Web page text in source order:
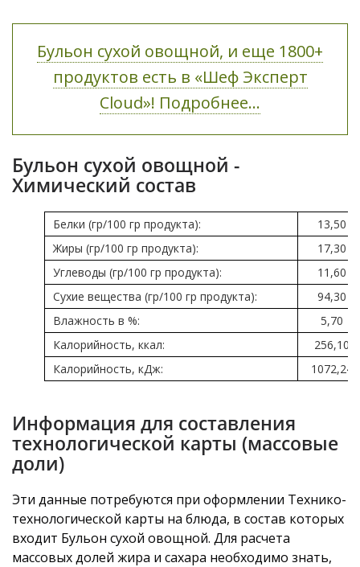
Бульон сухой овощной, и еще 1800+
продуктов есть в «Шеф Эксперт
Cloud»! Подробнее...
Бульон сухой овощной -
Химический состав
Белки (гр/100 гр продукта):
13,50
Жиры (гр/100 гр продукта):
17,30
Углеводы (гр/100 гр продукта):
11,60
Сухие вещества (гр/100 гр продукта):
94,30
Влажность в %:
5,70
Калорийность, ккал:
256,10
Калорийность, кДж:
1072,24
Информация для составления
технологической карты (массовые
доли)
Эти данные потребуются при оформлении Технико-
технологической карты на блюда, в состав которых
входит Бульон сухой овощной. Для расчета
массовых долей жира и сахара необходимо знать,